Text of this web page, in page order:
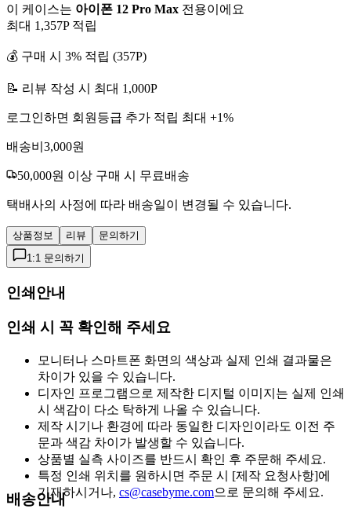
이 케이스는 아이폰 12 Pro Max 전용이에요
최대 1,357P 적립
💰 구매 시 3% 적립 (357P)
📝 리뷰 작성 시 최대 1,000P
로그인하면 회원등급 추가 적립 최대 +1%
배송비 3,000원
50,000원 이상 구매 시 무료배송
택배사의 사정에 따라 배송일이 변경될 수 있습니다.
상품정보 리뷰
문의하기
1:1 문의하기
인쇄안내
인쇄 시 꼭 확인해 주세요
모니터나 스마트폰 화면의 색상과 실제 인쇄 결과물은
차이가 있을 수 있습니다.
디자인 프로그램으로 제작한 디지털 이미지는 실제 인쇄
시 색감이 다소 탁하게 나올 수 있습니다.
제작 시기나 환경에 따라 동일한 디자인이라도 이전 주
문과 색감 차이가 발생할 수 있습니다.
상품별 실측 사이즈를 반드시 확인 후 주문해 주세요.
특정 인쇄 위치를 원하시면 주문 시 [제작 요청사항]에
기재하시거나, cs@casebyme.com으로 문의해 주세요.
배송안내